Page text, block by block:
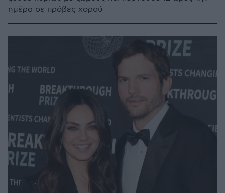
ημέρα σε πρόβες χορού